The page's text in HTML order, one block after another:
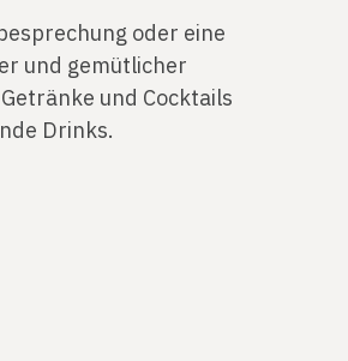
oder eine
und gemütlicher
und Cocktails
Drinks.